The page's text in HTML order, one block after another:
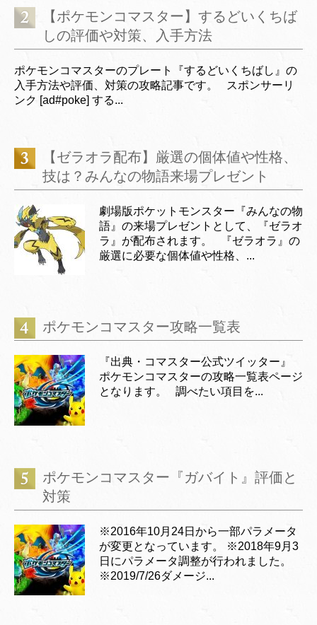
【ポケモンコマスター】するどいくちば
しの評価や対策、入手方法
ポケモンコマスターのプレート『するどいくちばし』の
入手方法や評価、対策の攻略記事です。 スポンサーリ
ンク [ad#poke] する...
【ゼラオラ配布】厳選の個体値や性格、
技は？みんなの物語来場プレゼント
劇場版ポケットモンスター『みんなの物
語』の来場プレゼントとして、『ゼラオ
ラ』が配布されます。 『ゼラオラ』の
厳選に必要な個体値や性格、...
ポケモンコマスター攻略一覧表
『出典・コマスター公式ツイッター』
ポケモンコマスターの攻略一覧表ページ
となります。 調べたい項目を...
ポケモンコマスター『ガバイト』評価と
対策
※2016年10月24日から一部パラメータ
が変更となっています。 ※2018年9月3
日にパラメータ調整が行われました。
※2019/7/26ダメージ...